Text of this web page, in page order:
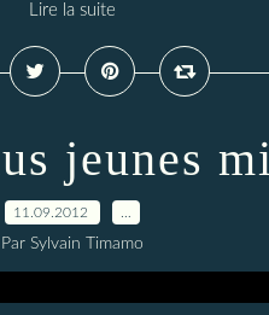
Lire la suite
jeunes
11.09.2012
Par Sylvain Timamo